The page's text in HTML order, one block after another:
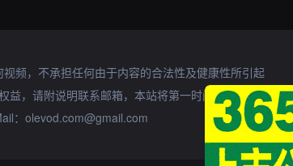
频，不承担任何由于内容的合法性及健康性所引起
益，请附说明联系邮箱，本站将第一时间处理。
：olevod.com@gmail.com